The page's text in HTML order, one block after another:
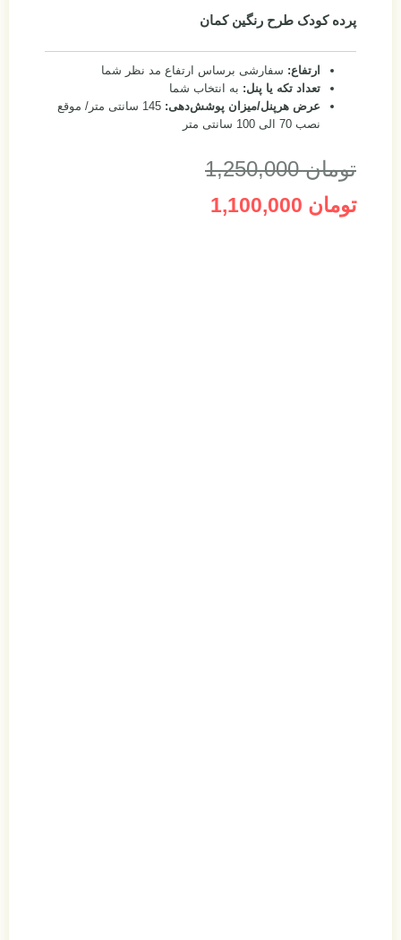
پرده کودک طرح رنگین کمان
ارتفاع: سفارشی برساس ارتفاع مد نظر شما
تعداد تکه یا پنل: به انتخاب شما
عرض هرپنل/میزان پوشش‌دهی:
145 سانتی متر/ موقع
نصب 70 الی 100 سانتی متر
تومان1,250,000
تومان